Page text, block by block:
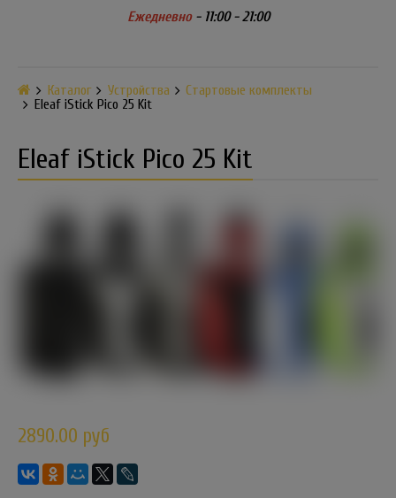
Ежедневно- 11:00 - 21:00
Каталог Устройства
Стартовые комплекты
Eleaf iStick Pico 25 Kit
Eleaf iStick Pico 25 Kit
2890.00 руб